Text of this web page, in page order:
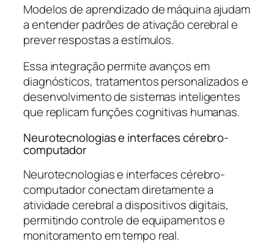
Modelos de aprendizado de máquina ajudam
a entender padrões de ativação cerebral e
prever respostas a estímulos.
Essa integração permite avanços em
diagnósticos, tratamentos personalizados e
desenvolvimento de sistemas inteligentes
que replicam funções cognitivas humanas.
Neurotecnologias e interfaces cérebro-
computador
Neurotecnologias e interfaces cérebro-
computador conectam diretamente a
atividade cerebral a dispositivos digitais,
permitindo controle de equipamentos e
monitoramento em tempo real.